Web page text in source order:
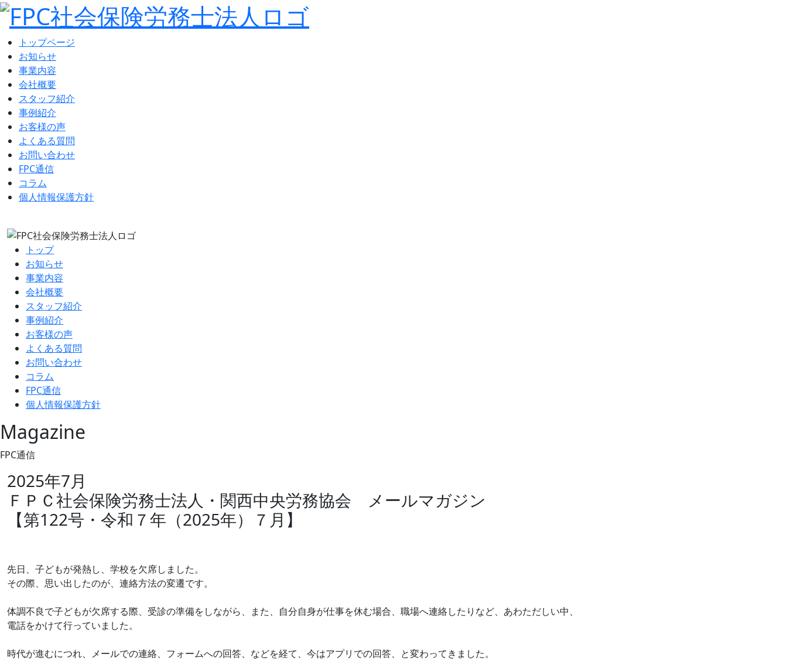
トップページ
お知らせ
事業内容
会社概要
スタッフ紹介
事例紹介
お客様の声
よくある質問
お問い合わせ
FPC通信
コラム
個人情報保護方針
トップ
お知らせ
事業内容
会社概要
スタッフ紹介
事例紹介
お客様の声
よくある質問
お問い合わせ
コラム
FPC通信
個人情報保護方針
Magazine
FPC通信
2025年7月
ＦＰＣ社会保険労務士法人・関西中央労務協会 メールマガジン
【第122号・令和７年（2025年）７月】
先日、子どもが発熱し、学校を欠席しました。
その際、思い出したのが、連絡方法の変遷です。
体調不良で子どもが欠席する際、受診の準備をしながら、また、自分自身が仕事を休む場合、職場へ連絡したりなど、あわただしい中、
電話をかけて行っていました。
時代が進むにつれ、メールでの連絡、フォームへの回答、などを経て、今はアプリでの回答、と変わってきました。